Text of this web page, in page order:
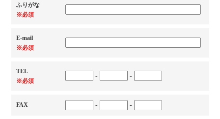
ふりがな
※必須
E-mail
※必須
TEL
※必須
- -
FAX - -